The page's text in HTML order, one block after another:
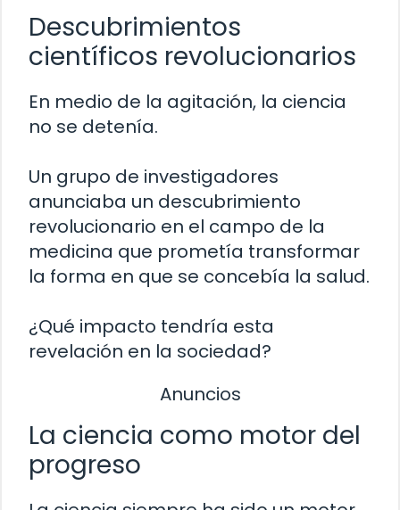
Descubrimientos
científicos revolucionarios
En medio de la agitación, la ciencia
no se detenía.
Un grupo de investigadores
anunciaba un descubrimiento
revolucionario en el campo de la
medicina que prometía transformar
la forma en que se concebía la salud.
¿Qué impacto tendría esta
revelación en la sociedad?
Anuncios
La ciencia como motor del
progreso